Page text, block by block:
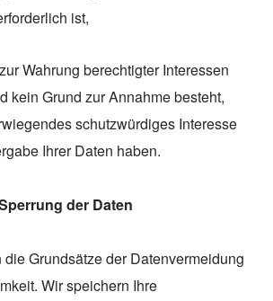
ist,
Wahrung berechtigter Interessen
kein Grund zur Annahme besteht,
schutzwürdiges Interesse
Ihrer Daten haben.
der Daten
Grundsätze der Datenvermeidung
Wir speichern Ihre